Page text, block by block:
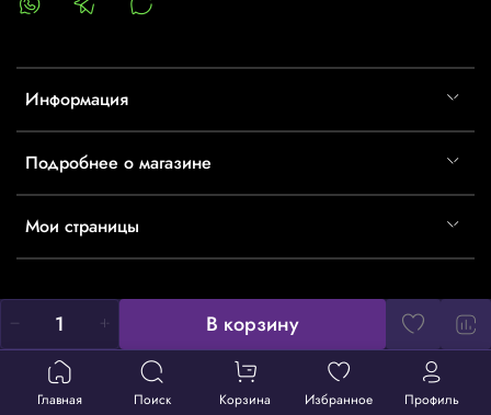
В корзину
Информация
Подробнее о магазине
Мои страницы
Главная Поиск Корзина Избранное Профиль